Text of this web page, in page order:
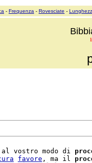
- Frequenza - Rovesciate -
al vostro modo di
favore , ma il